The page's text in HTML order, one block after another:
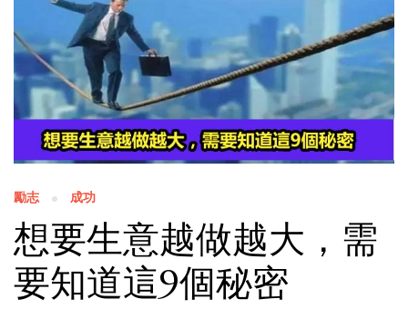
勵志 成功
想要生意越做越大，需
要知道這9個秘密